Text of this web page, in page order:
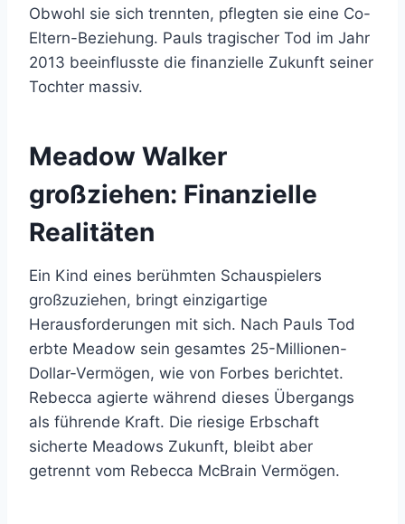
Obwohl sie sich trennten, pflegten sie eine Co-
Eltern-Beziehung. Pauls tragischer Tod im Jahr
2013 beeinflusste die finanzielle Zukunft seiner
Tochter massiv.
Meadow Walker
großziehen: Finanzielle
Realitäten
Ein Kind eines berühmten Schauspielers
großzuziehen, bringt einzigartige
Herausforderungen mit sich. Nach Pauls Tod
erbte Meadow sein gesamtes 25-Millionen-
Dollar-Vermögen, wie von Forbes berichtet.
Rebecca agierte während dieses Übergangs
als führende Kraft. Die riesige Erbschaft
sicherte Meadows Zukunft, bleibt aber
getrennt vom Rebecca McBrain Vermögen.